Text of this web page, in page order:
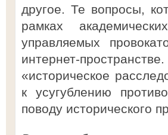
другое. Те вопросы,
рамках
управляемых
интернет-
«историческое
к усугублению
поводу исторического